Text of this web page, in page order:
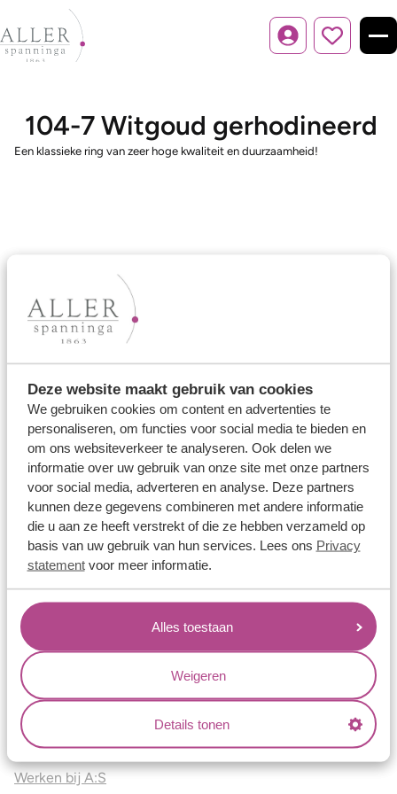
Deze website maakt gebruik van cookies
We gebruiken cookies om content en advertenties te
personaliseren, om functies voor social media te bieden en
om ons websiteverkeer te analyseren. Ook delen we
informatie over uw gebruik van onze site met onze partners
voor social media, adverteren en analyse. Deze partners
kunnen deze gegevens combineren met andere informatie
die u aan ze heeft verstrekt of die ze hebben verzameld op
basis van uw gebruik van hun services. Lees ons Privacy
statementvoor meer informatie.
Alles toestaan
Weigeren
Details tonen
Inloggen
104-7 Witgoud gerhodineerd
Een klassieke ring van zeer hoge kwaliteit en duurzaamheid!
Trouwringen
Verlovingsringen
Vriendschapsringen
Over ons
Aller Spanninga
Historie
Certificaten
Blogs
Jouw voordelen
Conflictvrije Materialen
Oneindig veel mogelijkheden
Kwaliteit
Juweliers & Contact
Onze verkooppunten
Werken bij A:S